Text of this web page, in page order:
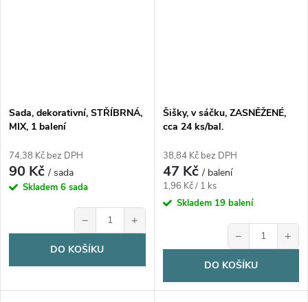
Sada, dekorativní, STŘÍBRNÁ,
MIX, 1 balení
74,38 Kč bez DPH
90 Kč/ sada
Skladem 6 sada
− +
DO KOŠÍKU
Šišky, v sáčku, ZASNĚŽENÉ,
cca 24 ks/bal.
38,84 Kč bez DPH
47 Kč/ balení
Měrná
cena:
1,96 Kč / 1 ks
Skladem 19 balení
− +
DO KOŠÍKU